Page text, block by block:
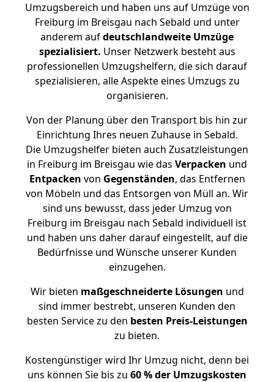
Umzugsbereich und haben uns auf Umzüge von
Freiburg im Breisgau nach Sebald und unter
anderem aufdeutschlandweite Umzüge
spezialisiert. Unser Netzwerk besteht aus
professionellen Umzugshelfern, die sich darauf
spezialisieren, alle Aspekte eines Umzugs zu
organisieren.
Von der Planung über den Transport bis hin zur
Einrichtung Ihres neuen Zuhause in Sebald.
Die Umzugshelfer bieten auch Zusatzleistungen
in Freiburg im Breisgau wie das Verpacken und
Entpacken von Gegenständen, das Entfernen
von Möbeln und das Entsorgen von Müll an. Wir
sind uns bewusst, dass jeder Umzug von
Freiburg im Breisgau nach Sebald individuell ist
und haben uns daher darauf eingestellt, auf die
Bedürfnisse und Wünsche unserer Kunden
einzugehen.
Wir bieten maßgeschneiderte Lösungen und
sind immer bestrebt, unseren Kunden den
besten Service zu den besten Preis-Leistungen
zu bieten.
Kostengünstiger wird Ihr Umzug nicht, denn bei
uns können Sie bis zu 60 % der Umzugskosten